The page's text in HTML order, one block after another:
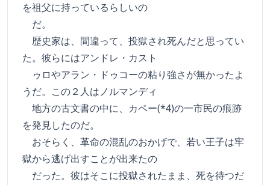
を祖父に持っているらしいの
だ。
歴史家は、間違って、投獄され死んだと思ってい
た。彼らにはアンドレ・カスト
ゥロやアラン・ドゥコーの粘り強さが無かったよ
うだ。この２人はノルマンディ
地方の古文書の中に、カペー(*4)の一市民の痕跡
を発見したのだ。
おそらく、革命の混乱のおかげで、若い王子は牢
獄から逃げ出すことが出来たの
だった。彼はそこに投獄されたまま、死を待つだ